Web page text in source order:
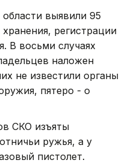
выявили 95
регистрации
В восьми случаях
наложен
не известили органы
пятеро - о
СКО изъяты
ружья, а у
пистолет.